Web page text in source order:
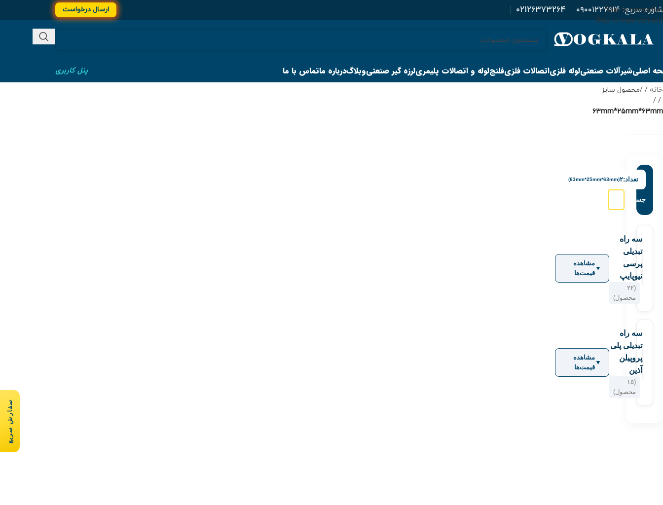
Skip to navigation
Skip to main content
سریع:۰۹۰۰۱۲۲۷۹۱۴ 02126373264 ارسال درخواست
اصلیشیرآلات صنعتیلوله فلزیاتصالات فلزیفلنجلوله و اتصالات پلیمریلرزه گیر صنعتیوبلاگدرباره ماتماس با ما پنل کاربری
خانه / محصول سایز
/
63mm*25mm*63mm
تعداد:۲(63mm*25mm*63mm)
جستجو:
سه راه
تبدیلی
پرسی
نیوپایپ
(۲۲
محصول)
▼
مشاهده
قیمت‌ها
سه راه
تبدیلی پلی
پروپیلن
آذین
(۱۵
محصول)
▼
مشاهده
قیمت‌ها
سفارش سریع